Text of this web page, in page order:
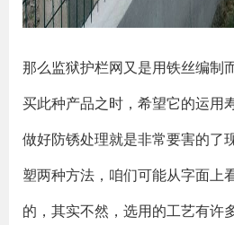
那么监狱护栏网又是用铁丝编制
买此种产品之时，希望它的运用
做好防锈处理就是非常要害的了
塑两种方法，咱们可能从字面上
的，其实不然，选用的工艺有许